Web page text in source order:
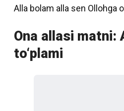
Alla bolam alla sen Ollohga
Ona allasi matni:
to‘plami